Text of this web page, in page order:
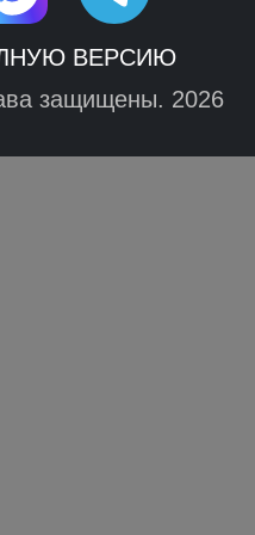
ВЕРСИЮ
защищены. 2026